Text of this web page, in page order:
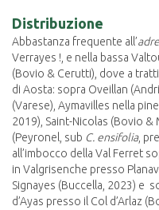
Distribuzione
Abbastanza frequente all’
Verrayes !, e nella bassa
(Bovio & Cerutti), dove a
di Aosta: sopra Oveillan
(Varese), Aymavilles nella
2019), Saint-Nicolas (Bovio
(Peyronel, sub C. ensifolia,
all’imbocco della Val Ferret
in Valgrisenche presso
Signayes (Buccella, 2023) e
d’Ayas presso il Col d’Arlaz